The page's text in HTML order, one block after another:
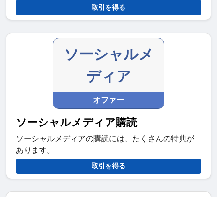
取引を得る
ソーシャルメ
ディア
オファー
ソーシャルメディア購読
ソーシャルメディアの購読には、たくさんの特典が
あります。
取引を得る